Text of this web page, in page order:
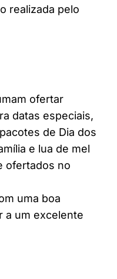
realizada pelo
ofertar
datas especiais,
de Dia dos
e lua de mel
ofertados no
uma boa
a um excelente